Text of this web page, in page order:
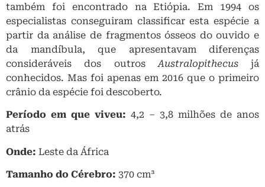
também foi encontrado na Etiópia. Em 1994 os
especialistas conseguiram classificar esta espécie a
partir da análise de fragmentos ósseos do ouvido e
da mandíbula, que apresentavam diferenças
consideráveis dos outrosAustralopithecusjá
conhecidos. Mas foi apenas em 2016 que o primeiro
crânio da espécie foi descoberto.
Período em que viveu: 4,2 – 3,8 milhões de anos
atrás
Onde: Leste da África
Tamanho do Cérebro: 370 cm³